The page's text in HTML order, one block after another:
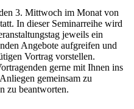
3. Mittwoch im Monat von
In dieser Seminarreihe wird
jeweils ein
Angebote aufgreifen und
Vortrag vorstellen.
gerne mit Ihnen ins
gemeinsam zu
zu beantworten.